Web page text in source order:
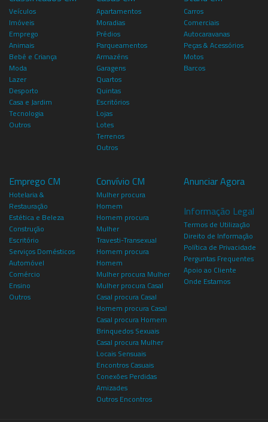
Veículos
Imóveis
Emprego
Animais
Bebé e Criança
Moda
Lazer
Desporto
Casa e Jardim
Tecnologia
Outros
Apartamentos
Moradias
Prédios
Parqueamentos
Armazéns
Garagens
Quartos
Quintas
Escritórios
Lojas
Lotes
Terrenos
Outros
Carros
Comerciais
Autocaravanas
Peças & Acessórios
Motos
Barcos
Emprego CM
Hotelaria &
Restauração
Estética e Beleza
Construção
Escritório
Serviços Domésticos
Automóvel
Comércio
Ensino
Outros
Convívio CM
Mulher procura
Homem
Homem procura
Mulher
Travesti-Transexual
Homem procura
Homem
Mulher procura Mulher
Mulher procura Casal
Casal procura Casal
Homem procura Casal
Casal procura Homem
Brinquedos Sexuais
Casal procura Mulher
Locais Sensuais
Encontros Casuais
Conexões Perdidas
Amizades
Outros Encontros
Anunciar Agora
Informação Legal
Termos de Utilização
Direito de Informação
Política de Privacidade
Perguntas Frequentes
Apoio ao Cliente
Onde Estamos